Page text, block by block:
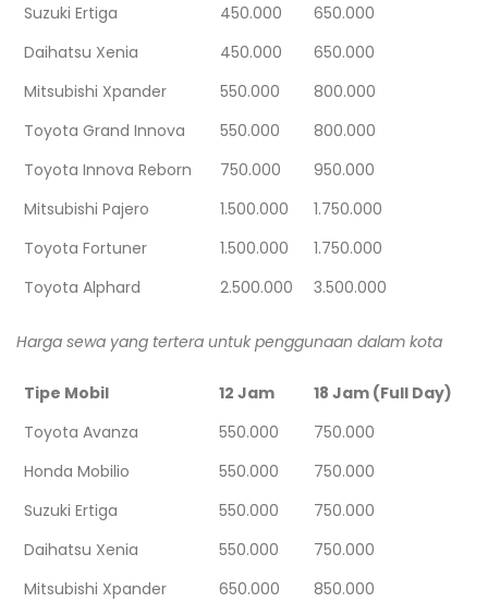
Suzuki Ertiga 450.000
650.000
Daihatsu Xenia
450.000
650.000
Mitsubishi Xpander
550.000
800.000
Toyota Grand Innova
550.000
800.000
Toyota Innova Reborn
750.000
950.000
Mitsubishi Pajero
1.500.000
1.750.000
Toyota Fortuner
1.500.000
1.750.000
Toyota Alphard
2.500.000 3.500.000
Harga sewa yang tertera untuk penggunaan dalam kota
Tipe Mobil 12 Jam
18 Jam (Full Day)
Toyota Avanza
550.000
750.000
Honda Mobilio
550.000
750.000
Suzuki Ertiga
550.000
750.000
Daihatsu Xenia
550.000
750.000
Mitsubishi Xpander
650.000
850.000